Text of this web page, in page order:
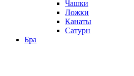
Чашки
Ложки
Канаты
Сатурн
Бра